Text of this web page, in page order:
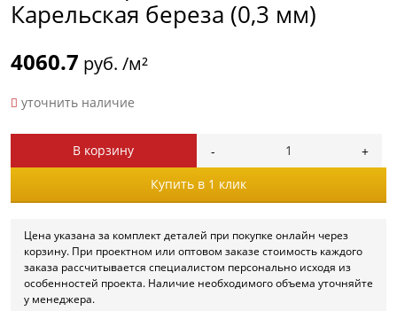
Карельская береза (0,3 мм)
4060.7 руб. /м²
уточнить наличие
В корзину
Купить в 1 клик
Цена указана за комплект деталей при покупке онлайн через
корзину. При проектном или оптовом заказе стоимость каждого
заказа рассчитывается специалистом персонально исходя из
особенностей проекта. Наличие необходимого объема уточняйте
у менеджера.